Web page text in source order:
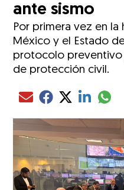
ante sismo
Por primera vez en la
México y el Estado
protocolo preventivo
de protección civil.
Compartir el artículo
Compartir el artículo
Compartir el
Compartir